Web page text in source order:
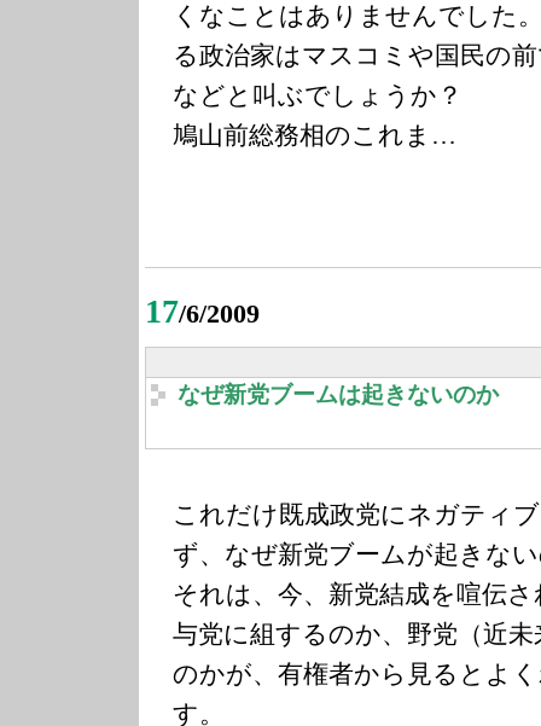
くなことはありませんでした
る政治家はマスコミや国民の
などと叫ぶでしょうか？
鳩山前総務相のこれま…
17/6/2009
なぜ新党ブームは起きないのか
これだけ既成政党にネガティ
ず、なぜ新党ブームが起きな
それは、今、新党結成を喧伝
与党に組するのか、野党（近
のかが、有権者から見るとよ
す。